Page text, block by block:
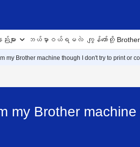
ျား ဘယ်မှာဝယ်ရမလဲ ကျွန်တော်တို့ Brother
my Brother machine though I don't try to print or
my Brother